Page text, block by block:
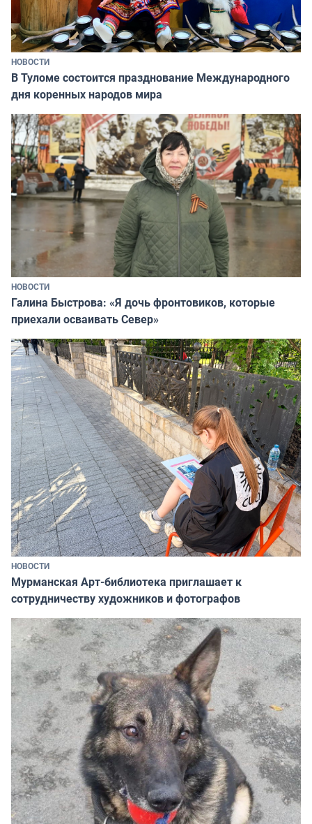
НОВОСТИ
В Туломе состоится празднование Международного
дня коренных народов мира
НОВОСТИ
Галина Быстрова: «Я дочь фронтовиков, которые
приехали осваивать Север»
НОВОСТИ
Мурманская Арт-библиотека приглашает к
сотрудничеству художников и фотографов